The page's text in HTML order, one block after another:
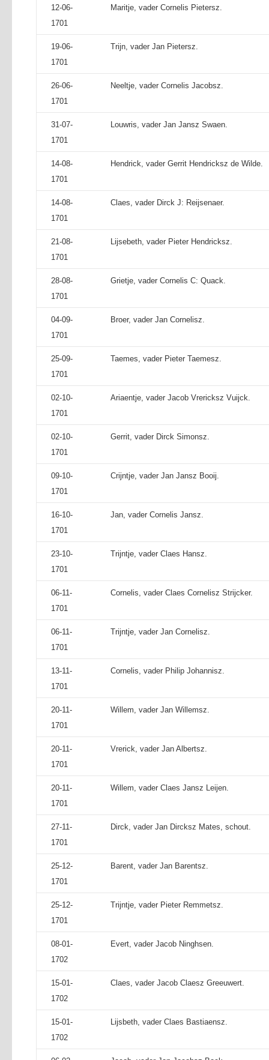
12-06-
1701
Maritje, vader Cornelis Pietersz.
19-06-
1701
Trijn, vader Jan Pietersz.
26-06-
1701
Neeltje, vader Cornelis Jacobsz.
31-07-
1701
Louwris, vader Jan Jansz Swaen.
14-08-
1701
Hendrick, vader Gerrit Hendricksz de Wilde.
14-08-
1701
Claes, vader Dirck J: Reijsenaer.
21-08-
1701
Lijsebeth, vader Pieter Hendricksz.
28-08-
1701
Grietje, vader Cornelis C: Quack.
04-09-
1701
Broer, vader Jan Cornelisz.
25-09-
1701
Taemes, vader Pieter Taemesz.
02-10-
1701
Ariaentje, vader Jacob Vrericksz Vuijck.
02-10-
1701
Gerrit, vader Dirck Simonsz.
09-10-
1701
Crijntje, vader Jan Jansz Booij.
16-10-
1701
Jan, vader Cornelis Jansz.
23-10-
1701
Trijntje, vader Claes Hansz.
06-11-
1701
Cornelis, vader Claes Cornelisz Strijcker.
06-11-
1701
Trijntje, vader Jan Cornelisz.
13-11-
1701
Cornelis, vader Philip Johannisz.
20-11-
1701
Willem, vader Jan Willemsz.
20-11-
1701
Vrerick, vader Jan Albertsz.
20-11-
1701
Willem, vader Claes Jansz Leijen.
27-11-
1701
Dirck, vader Jan Dircksz Mates, schout.
25-12-
1701
Barent, vader Jan Barentsz.
25-12-
1701
Trijntje, vader Pieter Remmetsz.
08-01-
1702
Evert, vader Jacob Ninghsen.
15-01-
1702
Claes, vader Jacob Claesz Greeuwert.
15-01-
1702
Lijsbeth, vader Claes Bastiaensz.